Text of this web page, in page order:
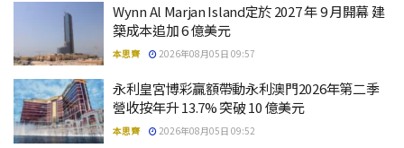
Wynn Al Marjan Island定於 2027 年 9 月開幕 建
築成本追加 6 億美元
本思齊 2026年08月05日 09:57
永利皇宮博彩贏額帶動永利澳門2026年第二季
營收按年升 13.7% 突破 10 億美元
本思齊 2026年08月05日 09:52